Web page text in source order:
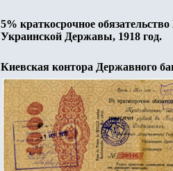
5% краткосрочное
Украинской Державы, 1918 год.
Киевская контора Державного